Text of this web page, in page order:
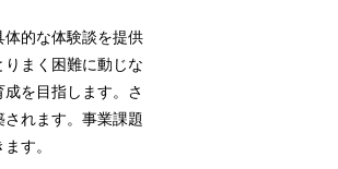
的な体験談を提供
まく困難に動じな
を目指します。さ
れます。事業課題
す。